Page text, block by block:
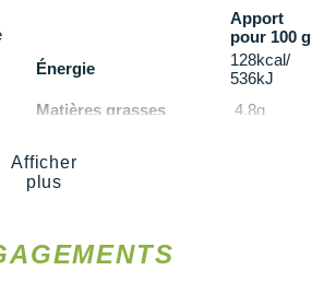
Apport
pour 100 g
Énergie
128kcal/
536kJ
Matières grasses
4,8g
Glucides
Dont sucres
Sel
Afficher
plus